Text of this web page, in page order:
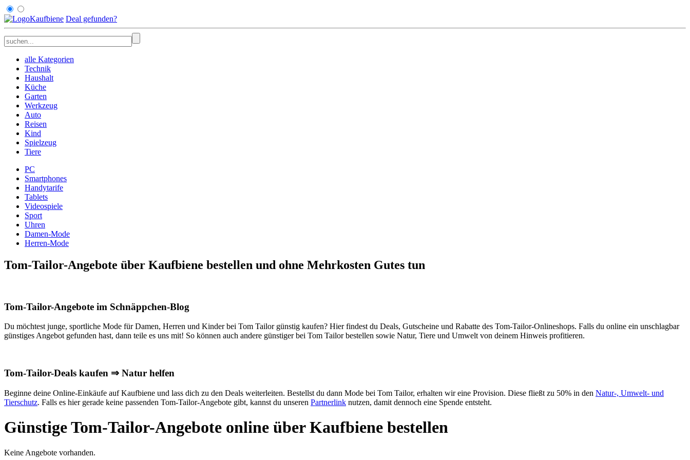
Kaufbiene Deal gefunden?
alle Kategorien
Technik
Haushalt
Küche
Garten
Werkzeug
Auto
Reisen
Kind
Spielzeug
Tiere
PC
Smartphones
Handytarife
Tablets
Videospiele
Sport
Uhren
Damen-Mode
Herren-Mode
Tom-Tailor-Angebote über Kaufbiene bestellen und ohne Mehrkosten Gutes tun
Tom-Tailor-Angebote im Schnäppchen-Blog
Du möchtest junge, sportliche Mode für Damen, Herren und Kinder bei Tom Tailor günstig kaufen? Hier findest du Deals, Gutscheine und Rabatte des Tom-Tailor-Onlineshops. Falls du online ein unschlagbar
günstiges Angebot gefunden hast, dann teile es uns mit! So können auch andere günstiger bei Tom Tailor bestellen sowie Natur, Tiere und Umwelt von deinem Hinweis profitieren.
Tom-Tailor-Deals kaufen ⇒ Natur helfen
Beginne deine Online-Einkäufe auf Kaufbiene und lass dich zu den Deals weiterleiten. Bestellst du dann Mode bei Tom Tailor, erhalten wir eine Provision. Diese fließt zu 50% in den Natur-, Umwelt- und
Tierschutz. Falls es hier gerade keine passenden Tom-Tailor-Angebote gibt, kannst du unseren Partnerlink nutzen, damit dennoch eine Spende entsteht.
Günstige Tom-Tailor-Angebote online über Kaufbiene bestellen
Keine Angebote vorhanden.